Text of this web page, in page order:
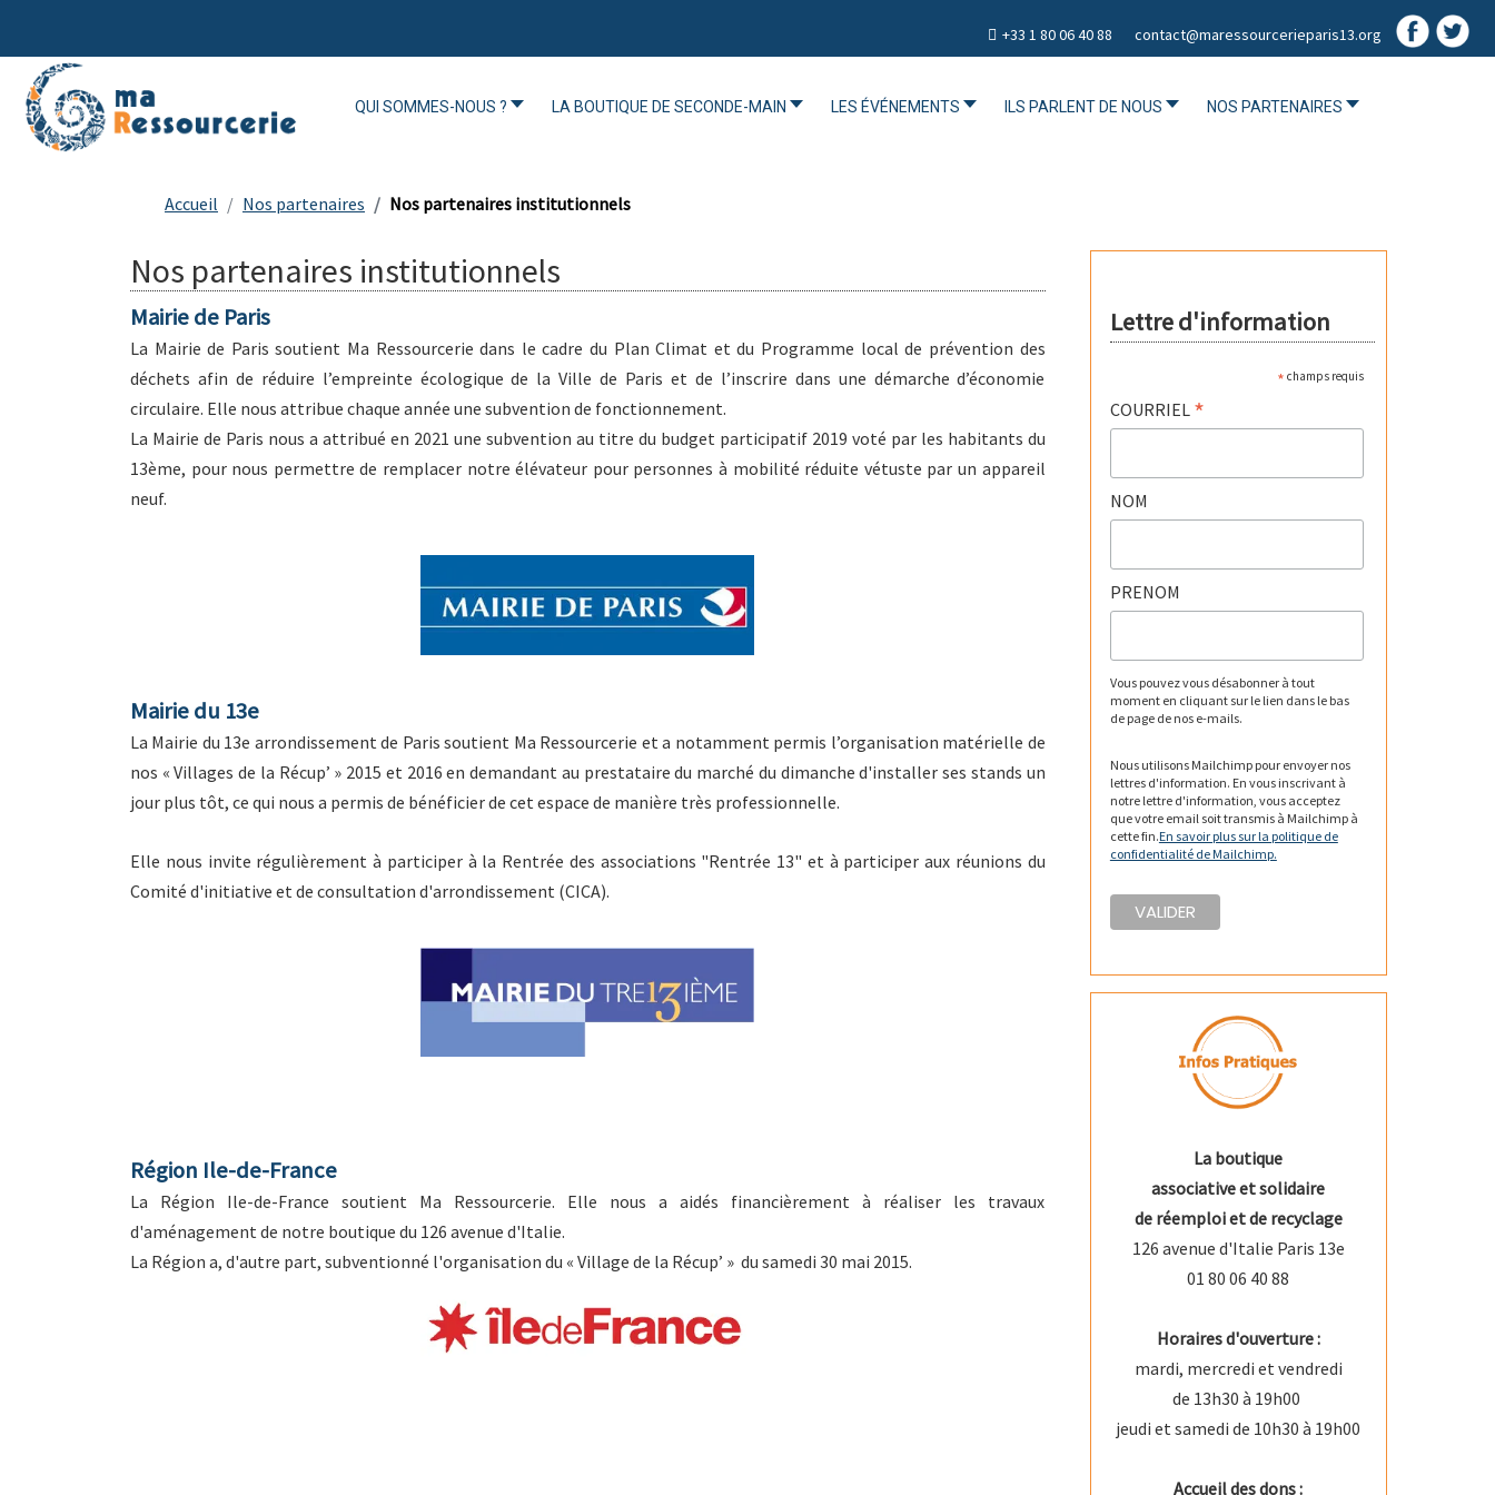
+33 1 80 06 40 88 contact@maressourcerieparis13.org
QUI SOMMES-NOUS ? LA BOUTIQUE DE SECONDE-MAIN LES ÉVÉNEMENTS ILS PARLENT DE NOUS NOS PARTENAIRES
Accueil Nos partenaires Nos partenaires institutionnels
Nos partenaires institutionnels
Mairie de Paris
La Mairie de Paris soutient Ma Ressourcerie dans le cadre du Plan Climat et du Programme local de prévention des
déchets afin de réduire l’empreinte écologique de la Ville de Paris et de l’inscrire dans une démarche d’économie
circulaire. Elle nous attribue chaque année une subvention de fonctionnement.
La Mairie de Paris nous a attribué en 2021 une subvention au titre du budget participatif 2019 voté par les habitants du
13ème, pour nous permettre de remplacer notre élévateur pour personnes à mobilité réduite vétuste par un appareil
neuf.
Mairie du 13e
La Mairie du 13e arrondissement de Paris soutient Ma Ressourcerie et a notamment permis l’organisation matérielle de
nos « Villages de la Récup’ » 2015 et 2016 en demandant au prestataire du marché du dimanche d'installer ses stands un
jour plus tôt, ce qui nous a permis de bénéficier de cet espace de manière très professionnelle.
Elle nous invite régulièrement à participer à la Rentrée des associations "Rentrée 13" et à participer aux réunions du
Comité d'initiative et de consultation d'arrondissement (CICA).
Région Ile-de-France
La Région Ile-de-France soutient Ma Ressourcerie. Elle nous a aidés financièrement à réaliser les travaux
d'aménagement de notre boutique du 126 avenue d'Italie.
La Région a, d'autre part, subventionné l'organisation du « Village de la Récup’ » du samedi 30 mai 2015.
Lettre d'information
* champs requis
COURRIEL *
NOM
PRENOM
Vous pouvez vous désabonner à tout
moment en cliquant sur le lien dans le bas
de page de nos e-mails.
Nous utilisons Mailchimp pour envoyer nos
lettres d'information. En vous inscrivant à
notre lettre d'information, vous acceptez
que votre email soit transmis à Mailchimp à
cette fin.En savoir plus sur la politique de
confidentialité de Mailchimp.
La boutique
associative et solidaire
de réemploi et de recyclage
126 avenue d'Italie Paris 13e
01 80 06 40 88
Horaires d'ouverture :
mardi, mercredi et vendredi
de 13h30 à 19h00
jeudi et samedi de 10h30 à 19h00
Accueil des dons :